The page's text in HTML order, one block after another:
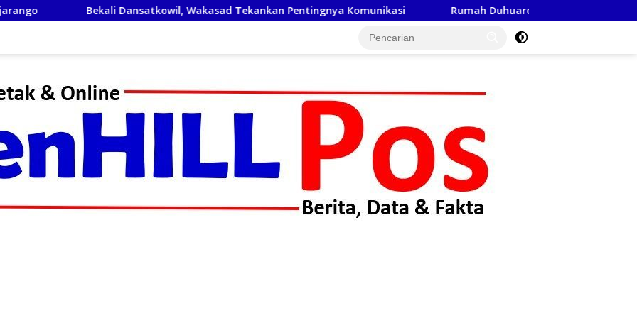
Dansatkowil, Wakasad Tekankan Pentingnya Komunikasi Rumah Duhuaro Zalukhu Kini Layak Huni, Program